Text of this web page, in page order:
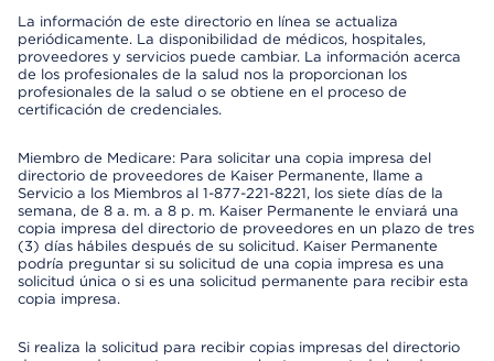
La información de este directorio en línea se actualiza
periódicamente. La disponibilidad de médicos, hospitales,
proveedores y servicios puede cambiar. La información acerca
de los profesionales de la salud nos la proporcionan los
profesionales de la salud o se obtiene en el proceso de
certificación de credenciales.
Miembro de Medicare: Para solicitar una copia impresa del
directorio de proveedores de Kaiser Permanente, llame a
Servicio a los Miembros al 1-877-221-8221, los siete días de la
semana, de 8 a. m. a 8 p. m. Kaiser Permanente le enviará una
copia impresa del directorio de proveedores en un plazo de tres
(3) días hábiles después de su solicitud. Kaiser Permanente
podría preguntar si su solicitud de una copia impresa es una
solicitud única o si es una solicitud permanente para recibir esta
copia impresa.
Si realiza la solicitud para recibir copias impresas del directorio